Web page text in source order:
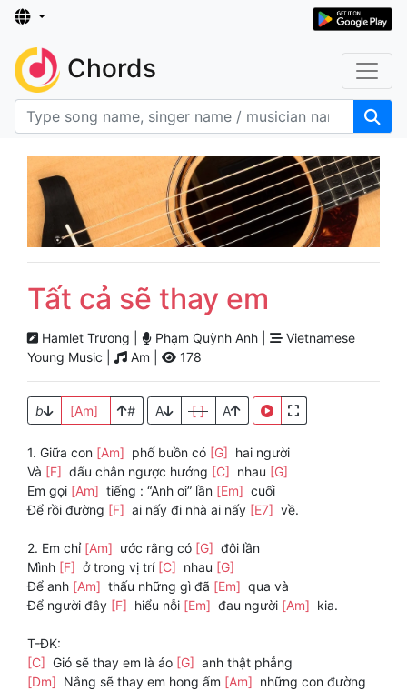
Chords
Tất cả sẽ thay em
Hamlet Trương | Phạm Quỳnh Anh |
Vietnamese
Young Music |
Am | 178
b [Am] # A [ ] A
1. Giữa con [Am] phố buồn có [G] hai người
Và [F] dấu chân ngược hướng [C] nhau [G]
Em gọi [Am] tiếng : “Anh ơi” lần [Em] cuối
Để rồi đường [F] ai nấy đi nhà ai nấy [E7] về.
2. Em chỉ [Am] ước rằng có [G] đôi lần
Mình [F] ở trong vị trí [C] nhau [G]
Để anh [Am] thấu những gì đã [Em] qua và
Để người đây [F] hiểu nỗi [Em] đau người [Am] kia.
T-ĐK:
[C] Gió sẽ thay em là áo [G] anh thật phẳng
[Dm] Nắng sẽ thay em hong ấm [Am] những con đường